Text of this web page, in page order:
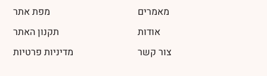
מפת אתר
צור קשר
אודות
מאמרים
תקנון האתר
מדיניות פרטיות